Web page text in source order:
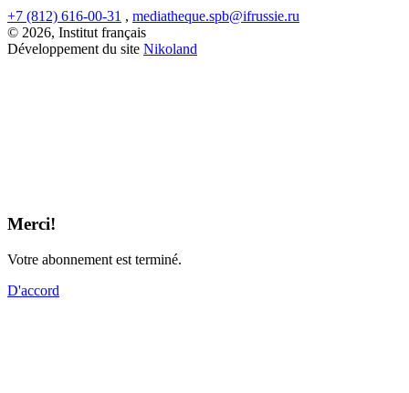
+7 (812) 616-00-31 , mediatheque.spb@ifrussie.ru
© 2026, Institut français
Développement du site Nikoland
Merci!
Votre abonnement est terminé.
D'accord